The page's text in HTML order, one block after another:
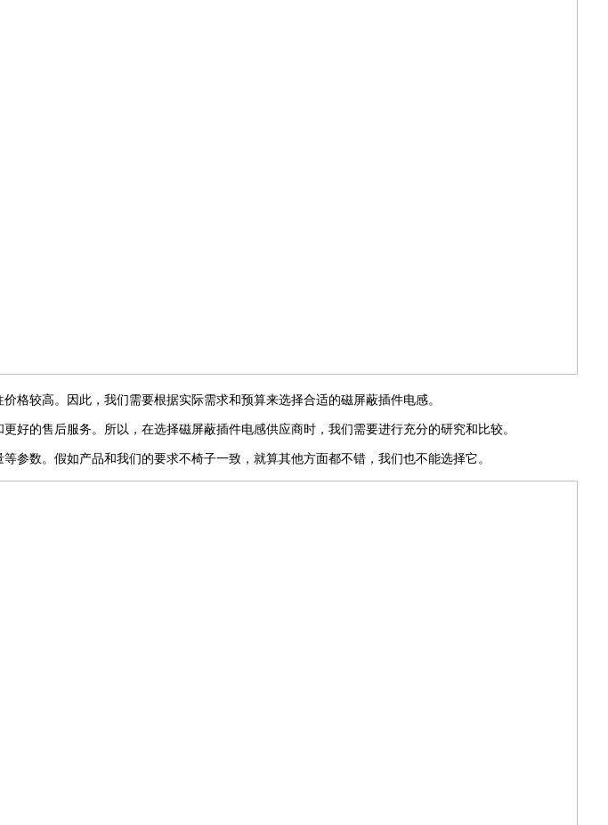
格较高。因此，我们需要根据实际需求和预算来选择合适的磁屏蔽插件电感。
好的售后服务。 所以 ，在选择磁屏蔽插件电感供应商时，我们需要进行充分的研究和比较。
等参数。 假如产品和我们的要求不椅子一致 ， 就算其他方面都不错 ，我们也不能选择它。